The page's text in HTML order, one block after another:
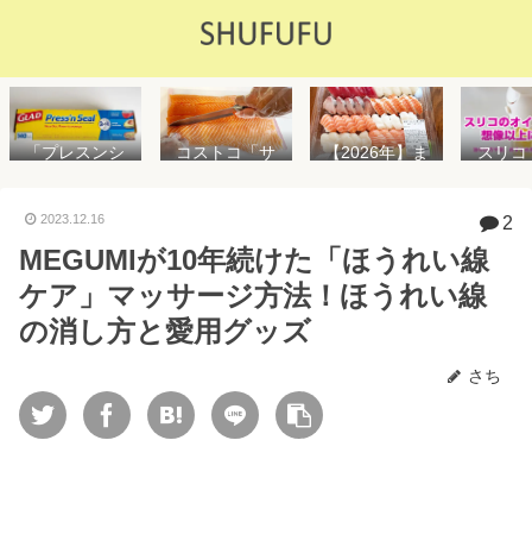
「プレスンシ
説！コストコ
る店はどこ？
粘着面に危険
性はない？
コストコ「サ
や冷凍保存方
法を紹介
【2026年】ま
が高いけど購
入するべき？
スリコ
思え
め！霧
イル差
WAY
2023.12.16 2
MEGUMIが10年続けた「ほうれい線
ケア」マッサージ方法！ほうれい線
の消し方と愛用グッズ
さち